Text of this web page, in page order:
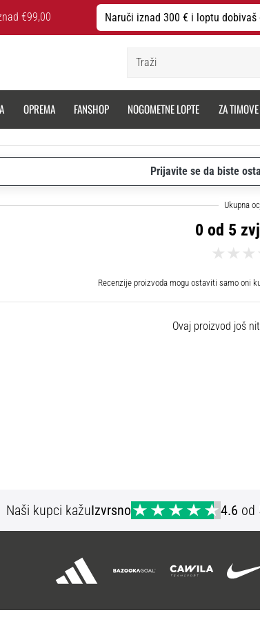
€99,00 Naruči iznad 300 € i loptu
OPREMA FANSHOP NOGOMETNE LOPTE ZA TIMOVE
Prijavite se da biste
0 od 5
Recenzije proizvoda mogu ostaviti samo oni
Ovaj proizvod još
Naši kupci kažuIzvrsno 4.6 od